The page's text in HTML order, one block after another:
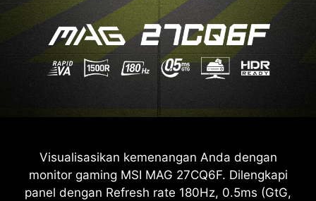
Visualisasikan kemenangan Anda dengan
monitor gaming MSI MAG 27CQ6F. Dilengkapi
panel dengan Refresh rate 180Hz, 0.5ms (GtG,